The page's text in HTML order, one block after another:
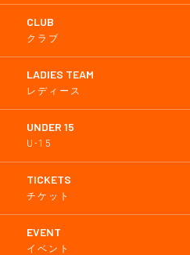
CLUB
クラブ
LADIES TEAM
レディース
UNDER 15
U-15
TICKETS
チケット
EVENT
イベント